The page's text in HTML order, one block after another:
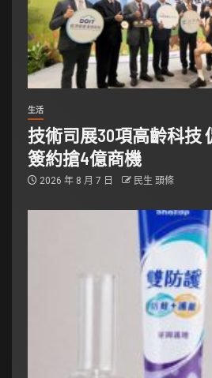
生活
技術司展30項高齡科技
簽約搶4億商機
2026 年 8 月 7 日 民生 頭條